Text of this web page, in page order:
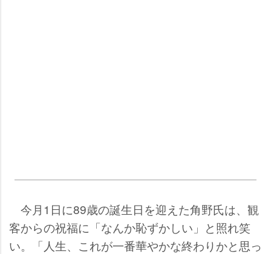
今月1日に89歳の誕生日を迎えた角野氏は、観
客からの祝福に「なんか恥ずかしい」と照れ笑
い。「人生、これが一番華やかな終わりかと思っ